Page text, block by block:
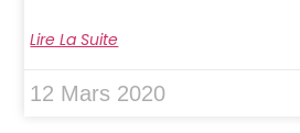
Lire La Suite
12 Mars 2020